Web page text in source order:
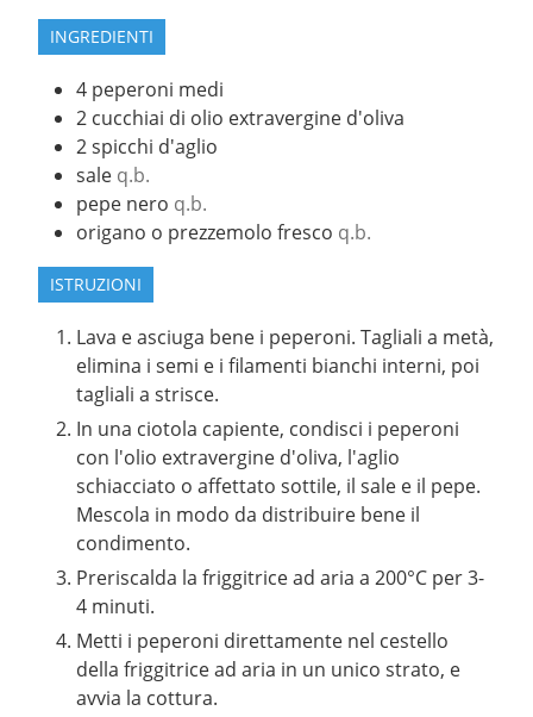
INGREDIENTI
4 peperoni medi
2 cucchiai di olio extravergine d'oliva
2spicchi d'aglio
sale q.b.
pepe nero q.b.
origano o prezzemolo fresco q.b.
ISTRUZIONI
Lava e asciuga bene i peperoni. Tagliali a metà,
elimina i semi e i filamenti bianchi interni, poi
tagliali a strisce.
In una ciotola capiente, condisci i peperoni
con l'olio extravergine d'oliva, l'aglio
schiacciato o affettato sottile, il sale e il pepe.
Mescola in modo da distribuire bene il
condimento.
Preriscalda la friggitrice ad aria a 200°C per 3-
4 minuti.
Metti i peperoni direttamente nel cestello
della friggitrice ad aria in un unico strato, e
avvia la cottura.